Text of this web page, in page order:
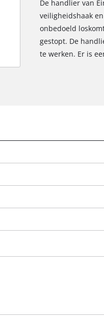
De handlier van
veiligheidshaak
onbedoeld
gestopt. De
te werken. Er is